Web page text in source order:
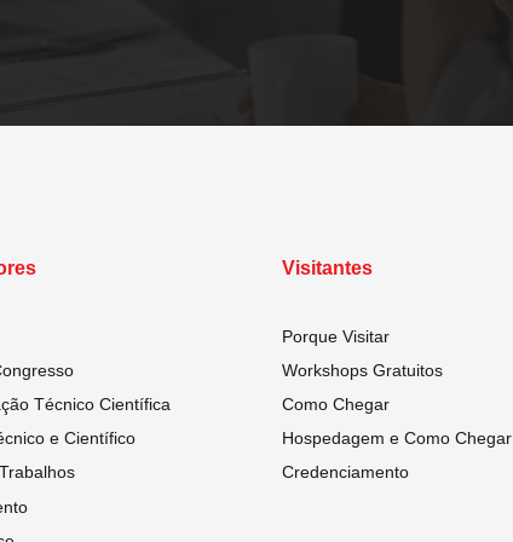
Técnico Científica
e Científico
Visitantes
Porque Visitar
Workshops Gratuitos
Como Chegar
Hospedagem e Como Chegar
Credenciamento